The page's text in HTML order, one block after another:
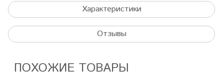
Характеристики
Отзывы
ПОХОЖИЕ ТОВАРЫ